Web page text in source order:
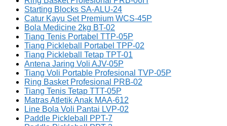
Starting Blocks SA-ALU-24
Catur Kayu Set Premium WCS-45P
Bola Medicine 2kg BT-02
Tiang Tenis Portabel TTP-05P
Tiang Pickleball Portabel TPP-02
Tiang Pickleball Tetap TPT-01
Antena Jaring Voli AJV-05P
Tiang Voli Portable Profesional TVP-05P
Ring Basket Profesional PRB-02
Tiang Tenis Tetap TTT-05P
Matras Atletik Anak MAA-612
Line Bola Voli Pantai LVP-02
Paddle Pickleball PPT-7